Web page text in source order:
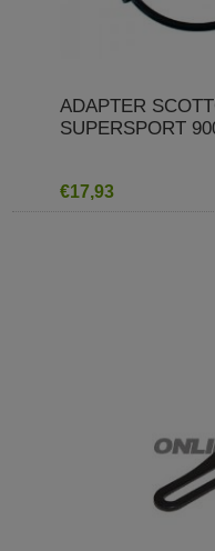
ADAPTER
SUPERSPORT
€17,93